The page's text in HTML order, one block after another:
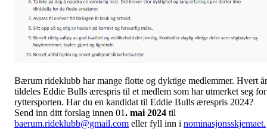
Bærum rideklubb har mange flotte og dyktige medlemmer. Hvert år
tildeles Eddie Bulls ærespris til et medlem som har utmerket seg for
ryttersporten. Har du en kandidat til Eddie Bulls ærespris 2024?
Send inn ditt forslag innen 01. mai 2024 til
baerum.rideklubb@gmail.com eller fyll inn i nominasjonsskjemaet.